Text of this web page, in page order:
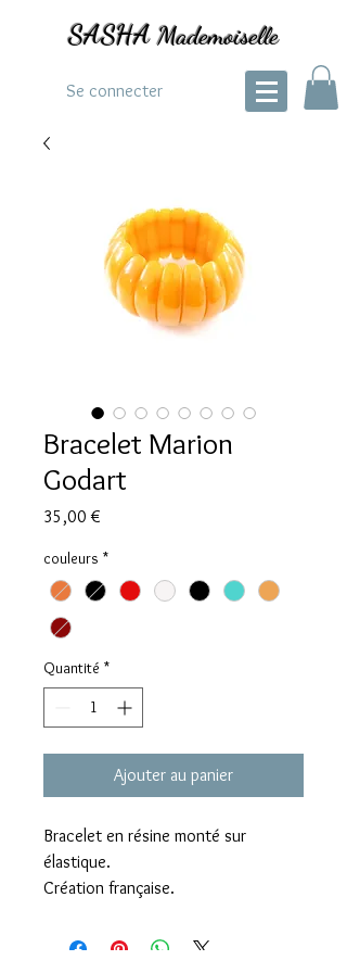
SASHA Mademoiselle
Se connecter
Bracelet Marion
Godart
35,00 €
couleurs *
Quantité *
Ajouter au panier
Bracelet en résine monté sur
élastique.
Création française.